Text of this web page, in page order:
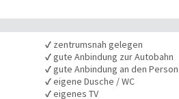
✓ zentrumsnah gelegen
✓gute Anbindung zur Autobahn
✓gute Anbindung an den
✓eigene Dusche / WC
✓eigenes TV